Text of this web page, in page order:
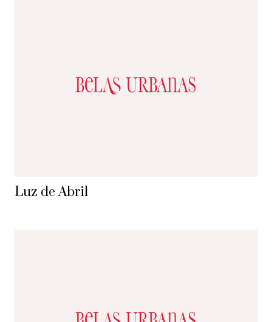
Luz de Abril